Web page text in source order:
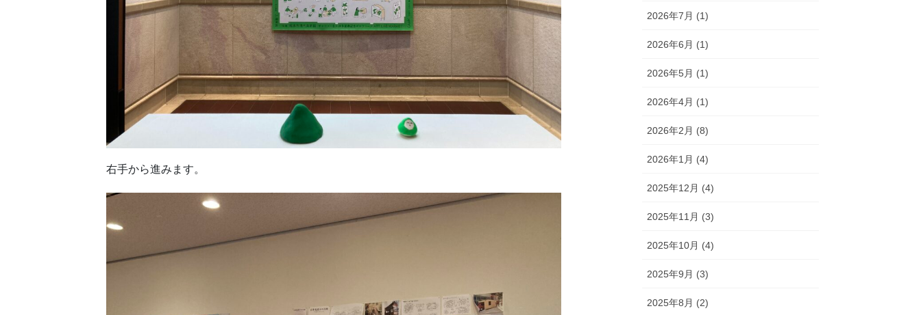
右手から進みます。
2026年7月 (1)
2026年6月 (1)
2026年5月 (1)
2026年4月 (1)
2026年2月 (8)
2026年1月 (4)
2025年12月 (4)
2025年11月 (3)
2025年10月 (4)
2025年9月 (3)
2025年8月 (2)